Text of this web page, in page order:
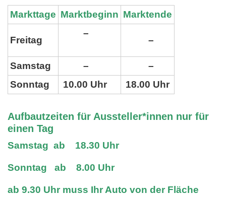
Markttage Marktbeginn Marktende
Freitag
–
–
Samstag –
–
Sonntag
10.00 Uhr 18.00 Uhr
Aufbautzeiten für Aussteller*innen nur für
einen Tag
Samstag ab 18.30 Uhr
Sonntag ab 8.00 Uhr
ab 9.30 Uhr muss Ihr Auto von der Fläche